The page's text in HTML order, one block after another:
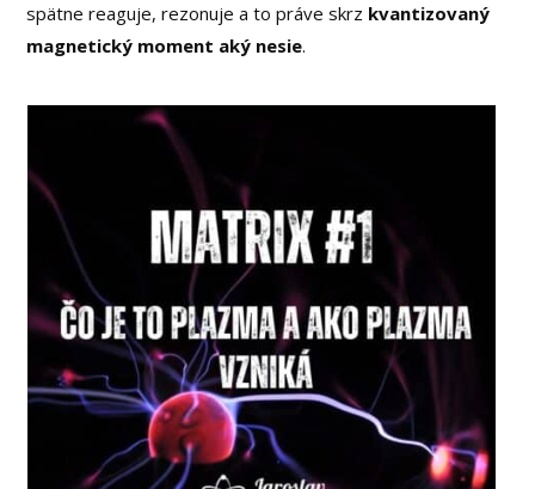
spätne reaguje, rezonuje a to práve skrz kvantizovaný
magnetický moment aký nesie.